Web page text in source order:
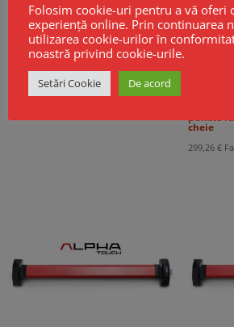
Cortine Rezistente la Foc EI60 – Maner
puncte
cheie
299,26 €
Folosim cookie-uri pentru a vă oferi
experiență online. Prin continuarea
utilizarea cookie-urilor în
noastră privind cookie-urile.
Setări Cookie De acord